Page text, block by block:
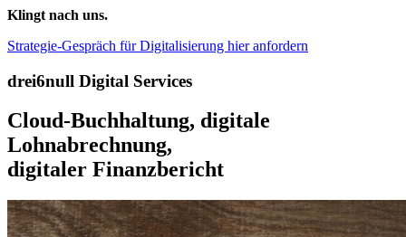
Klingt nach uns.
Strategie-Gespräch für Digitalisierung hier anfordern
drei6null Digital Services
Cloud-Buchhaltung, digitale
Lohnabrechnung,
digitaler Finanzbericht